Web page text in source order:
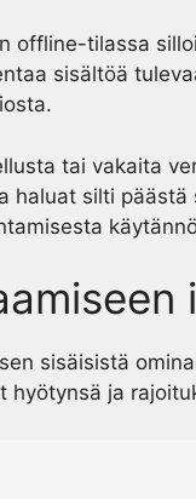
offline-tilassa
sisältöä
tai vakaita
haluat silti päästä
sisäisistä
hyötynsä ja